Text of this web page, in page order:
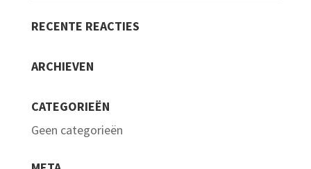
RECENTE REACTIES
ARCHIEVEN
CATEGORIEËN
Geen categorieën